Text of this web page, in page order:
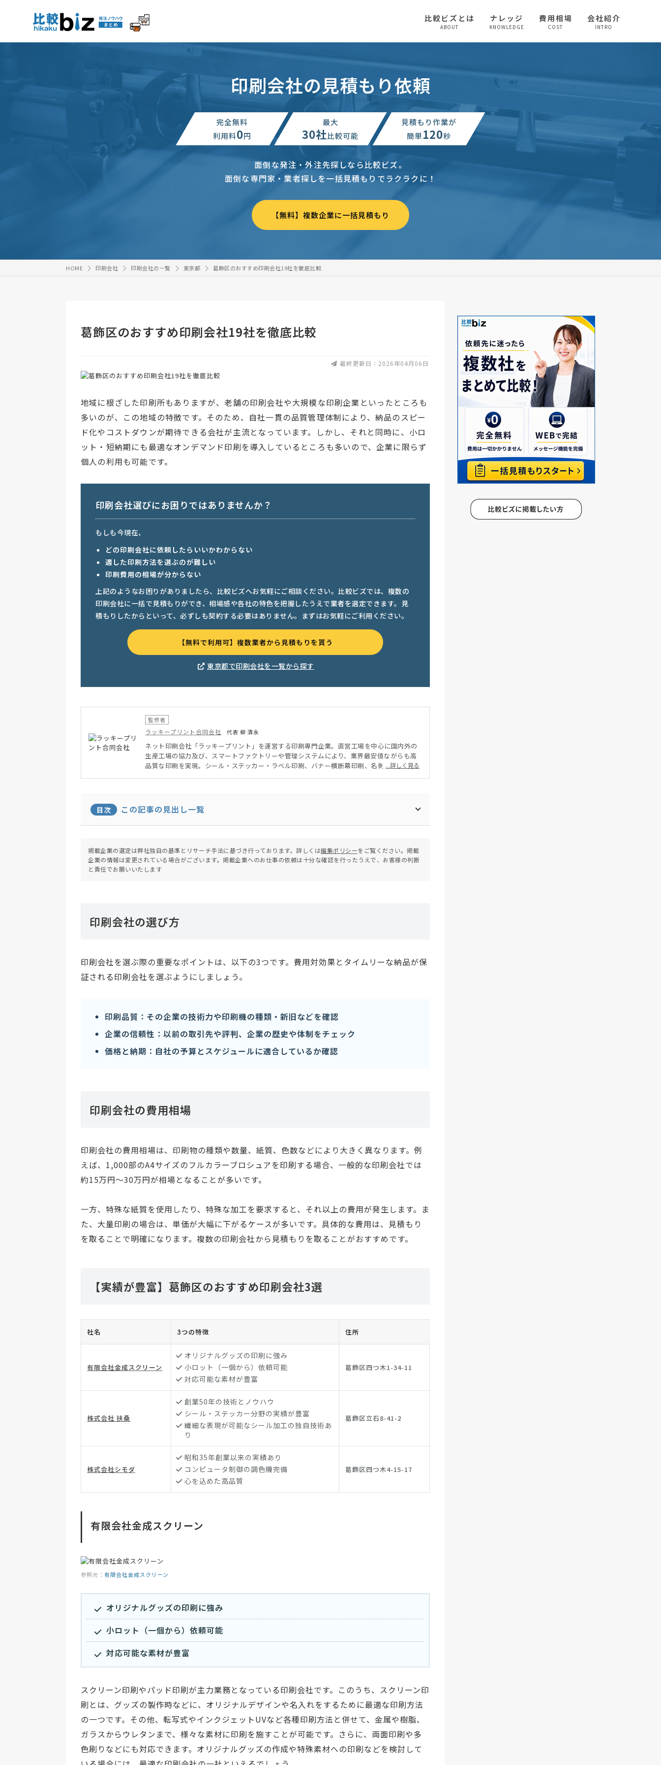
比較ビズとは
ABOUT
ナレッジ
KNOWLEDGE
費用相場
COST
会社紹介
INTRO
印刷会社の見積もり依頼
完全無料
利用料0円
最大
30社比較可能
見積もり作業が
簡単120秒
面倒な発注・外注先探しなら比較ビズ。
面倒な専門家・業者探しを一括見積もりでラクラクに！
【無料】複数企業に一括見積もり
HOME 印刷会社 印刷会社の一覧 東京都 葛飾区のおすすめ印刷会社19社を徹底比較
葛飾区のおすすめ印刷会社19社を徹底比較
最終更新日：2026年04月06日
地域に根ざした印刷所もありますが、老舗の印刷会社や大規模な印刷企業といったところも
多いのが、この地域の特徴です。そのため、自社一貫の品質管理体制により、納品のスピー
ド化やコストダウンが期待できる会社が主流となっています。しかし、それと同時に、小ロ
ット・短納期にも最適なオンデマンド印刷を導入しているところも多いので、企業に限らず
個人の利用も可能です。
印刷会社選びにお困りではありませんか？
もしも今現在、
どの印刷会社に依頼したらいいかわからない
適した印刷方法を選ぶのが難しい
印刷費用の相場が分からない
上記のようなお困りがありましたら、比較ビズへお気軽にご相談ください。比較ビズでは、複数の
印刷会社に一括で見積もりができ、相場感や各社の特色を把握したうえで業者を選定できます。見
積もりしたからといって、必ずしも契約する必要はありません。まずはお気軽にご利用ください。
【無料で利用可】複数業者から見積もりを貰う
東京都で印刷会社を一覧から探す
監修者
ラッキープリント合同会社 代表 柳 濟永
ネット印刷会社「ラッキープリント」を運営する印刷専門企業。直営工場を中心に国内外の
生産工場の協力及び、スマートファクトリーや管理システムにより、業界最安値ながらも高
品質な印刷を実現。シール・ステッカー・ラベル印刷、バナー横断幕印刷、名刺印刷、社員
...詳しく見る
目次 この記事の見出し一覧
掲載企業の選定は弊社独自の基準とリサーチ手法に基づき行っております。詳しくは編集ポリシーをご覧ください。掲載
企業の情報は変更されている場合がございます。掲載企業へのお仕事の依頼は十分な確認を行ったうえで、お客様の判断
と責任でお願いいたします
印刷会社の選び方
印刷会社を選ぶ際の重要なポイントは、以下の3つです。費用対効果とタイムリーな納品が保
証される印刷会社を選ぶようにしましょう。
印刷品質：その企業の技術力や印刷機の種類・新旧などを確認
企業の信頼性：以前の取引先や評判、企業の歴史や体制をチェック
価格と納期：自社の予算とスケジュールに適合しているか確認
印刷会社の費用相場
印刷会社の費用相場は、印刷物の種類や数量、紙質、色数などにより大きく異なります。例
えば、1,000部のA4サイズのフルカラーブロシュアを印刷する場合、一般的な印刷会社では
約15万円〜30万円が相場となることが多いです。
一方、特殊な紙質を使用したり、特殊な加工を要求すると、それ以上の費用が発生します。ま
た、大量印刷の場合は、単価が大幅に下がるケースが多いです。具体的な費用は、見積もり
を取ることで明確になります。複数の印刷会社から見積もりを取ることがおすすめです。
【実績が豊富】葛飾区のおすすめ印刷会社3選
社名 3つの特徴 住所
有限会社金成スクリーン
オリジナルグッズの印刷に強み
小ロット（一個から）依頼可能
対応可能な素材が豊富
葛飾区四つ木1-34-11
株式会社 扶桑
創業50年の技術とノウハウ
シール・ステッカー分野の実績が豊富
繊細な表現が可能なシール加工の独自技術あ
り
葛飾区立石8-41-2
株式会社シモダ
昭和35年創業以来の実績あり
コンピュータ制御の調色機完備
心を込めた高品質
葛飾区四つ木4-15-17
有限会社金成スクリーン
参照元： 有限会社金成スクリーン
オリジナルグッズの印刷に強み
小ロット（一個から）依頼可能
対応可能な素材が豊富
スクリーン印刷やパッド印刷が主力業務となっている印刷会社です。このうち、スクリーン印
刷とは、グッズの製作時などに、オリジナルデザインや名入れをするために最適な印刷方法
の一つです。その他、転写式やインクジェットUVなど各種印刷方法と併せて、金属や樹脂、
ガラスからウレタンまで、様々な素材に印刷を施すことが可能です。さらに、両面印刷や多
色刷りなどにも対応できます。オリジナルグッズの作成や特殊素材への印刷などを検討して